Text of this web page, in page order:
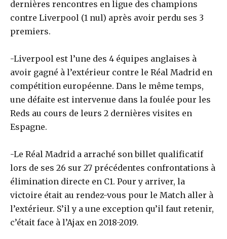
dernières rencontres en ligue des champions
contre Liverpool (1 nul) après avoir perdu ses 3
premiers.
-Liverpool est l’une des 4 équipes anglaises à
avoir gagné à l’extérieur contre le Réal Madrid en
compétition européenne. Dans le même temps,
une défaite est intervenue dans la foulée pour les
Reds au cours de leurs 2 dernières visites en
Espagne.
-Le Réal Madrid a arraché son billet qualificatif
lors de ses 26 sur 27 précédentes confrontations à
élimination directe en C1. Pour y arriver, la
victoire était au rendez-vous pour le Match aller à
l’extérieur. S’il y a une exception qu’il faut retenir,
c’était face à l’Ajax en 2018-2019.